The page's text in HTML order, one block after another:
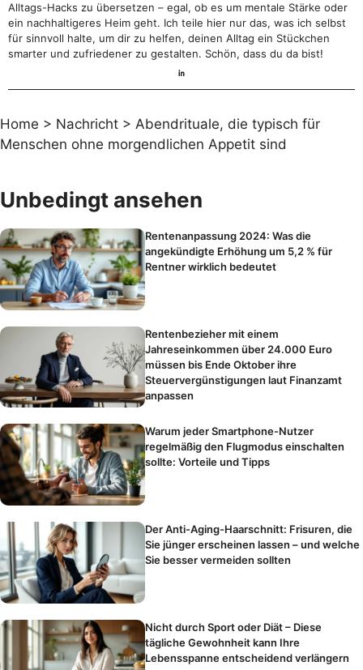
Alltags-Hacks zu übersetzen – egal, ob es um mentale Stärke oder
ein nachhaltigeres Heim geht. Ich teile hier nur das, was ich selbst
für sinnvoll halte, um dir zu helfen, deinen Alltag ein Stückchen
smarter und zufriedener zu gestalten. Schön, dass du da bist!
Home > Nachricht > Abendrituale, die typisch für
Menschen ohne morgendlichen Appetit sind
Unbedingt ansehen
Rentenanpassung 2024: Was die
angekündigte Erhöhung um 5,2 % für
Rentner wirklich bedeutet
Rentenbezieher mit einem
Jahreseinkommen über 24.000 Euro
müssen bis Ende Oktober ihre
Steuervergünstigungen laut Finanzamt
anpassen
Warum jeder Smartphone-Nutzer
regelmäßig den Flugmodus einschalten
sollte: Vorteile und Tipps
Der Anti-Aging-Haarschnitt: Frisuren, die
Sie jünger erscheinen lassen – und welche
Sie besser vermeiden sollten
Nicht durch Sport oder Diät – Diese
tägliche Gewohnheit kann Ihre
Lebensspanne entscheidend verlängern